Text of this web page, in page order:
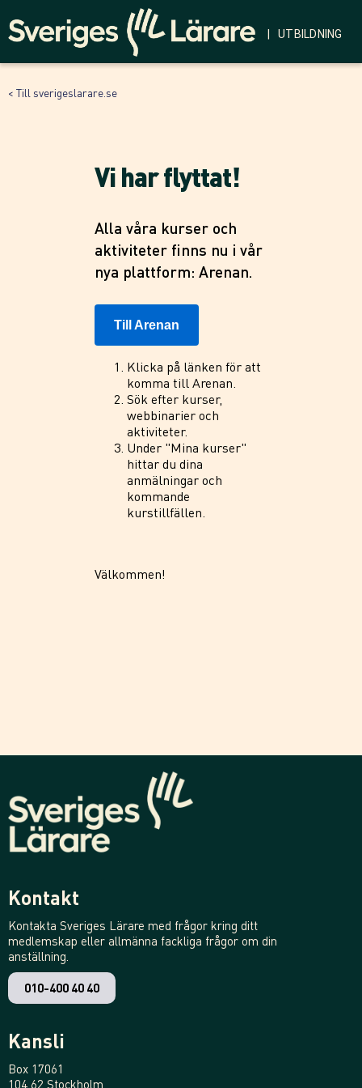
| UTBILDNING
< Till sverigeslarare.se
Vi har flyttat!
Alla våra kurser och
aktiviteter finns nu i vår
nya plattform: Arenan.
Till Arenan
Klicka på länken för att
komma till Arenan.
Sök efter kurser,
webbinarier och
aktiviteter.
Under "Mina kurser"
hittar du dina
anmälningar och
kommande
kurstillfällen.
Välkommen!
Kontakt
Kontakta Sveriges Lärare med frågor kring ditt
medlemskap eller allmänna fackliga frågor om din
anställning.
010-400 40 40
Kansli
Box 17061
104 62 Stockholm